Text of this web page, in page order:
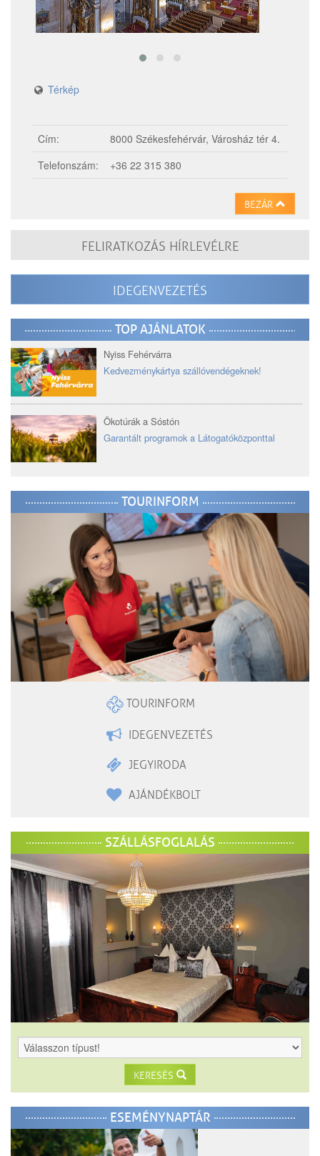
Térkép
Cím:
8000 Székesfehérvár, Városház tér 4.
Telefonszám:
+36 22 315 380
BEZÁR
FELIRATKOZÁS HÍRLEVÉLRE
IDEGENVEZETÉS
TOP AJÁNLATOK
Nyiss Fehérvárra
Kedvezménykártya szállóvendégeknek!
Ökotúrák a Sóstón
Garantált programok a Látogatóközponttal
TOURINFORM
TOURINFORM
IDEGENVEZETÉS
JEGYIRODA
AJÁNDÉKBOLT
SZÁLLÁSFOGLALÁS
KERESÉS
ESEMÉNYNAPTÁR